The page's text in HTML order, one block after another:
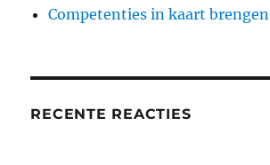
Competenties in kaart brengen
RECENTE REACTIES